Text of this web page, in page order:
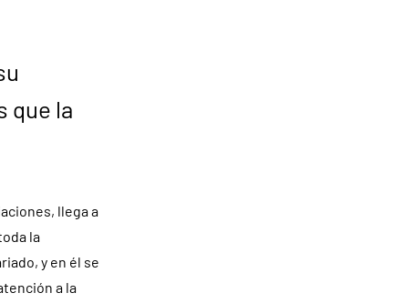
que la
llega a
la
y en él se
a la